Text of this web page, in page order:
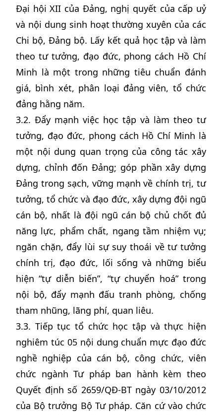
Đại hội XII của Đảng, nghị quyết của cấp uỷ
và nội dung sinh hoạt thường xuyên của các
Chi bộ, Đảng bộ. Lấy kết quả học tập và làm
theo tư tưởng, đạo đức, phong cách Hồ Chí
Minh là một trong những tiêu chuẩn đánh
giá, bình xét, phân loại đảng viên, tổ chức
đảng hằng năm.
3.2. Đẩy mạnh việc học tập và làm theo tư
tưởng, đạo đức, phong cách Hồ Chí Minh là
một nội dung quan trọng của công tác xây
dựng, chỉnh đốn Đảng; góp phần xây dựng
Đảng trong sạch, vững mạnh về chính trị, tư
tưởng, tổ chức và đạo đức, xây dựng đội ngũ
cán bộ, nhất là đội ngũ cán bộ chủ chốt đủ
năng lực, phẩm chất, ngang tầm nhiệm vụ;
ngăn chặn, đẩy lùi sự suy thoái về tư tưởng
chính trị, đạo đức, lối sống và những biểu
hiện “tự diễn biến”, “tự chuyển hoá” trong
nội bộ, đẩy mạnh đấu tranh phòng, chống
tham nhũng, lãng phí, quan liêu.
3.3. Tiếp tục tổ chức học tập và thực hiện
nghiêm túc 05 nội dung chuẩn mực đạo đức
nghề nghiệp của cán bộ, công chức, viên
chức ngành Tư pháp ban hành kèm theo
Quyết định số 2659/QĐ-BT ngày 03/10/2012
của Bộ trưởng Bộ Tư pháp. Căn cứ vào chức